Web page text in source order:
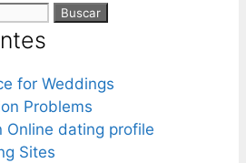
for Weddings
Problems
Online dating profile
Sites